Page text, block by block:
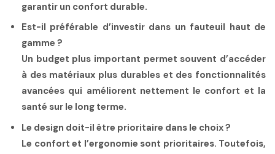
garantir un confort durable.
Est-il préférable d’investir dans un fauteuil haut de
gamme ?
Un budget plus important permet souvent d’accéder
à des matériaux plus durables et des fonctionnalités
avancées qui améliorent nettement le confort et la
santé sur le long terme.
Le design doit-il être prioritaire dans le choix ?
Le confort et l’ergonomie sont prioritaires. Toutefois,